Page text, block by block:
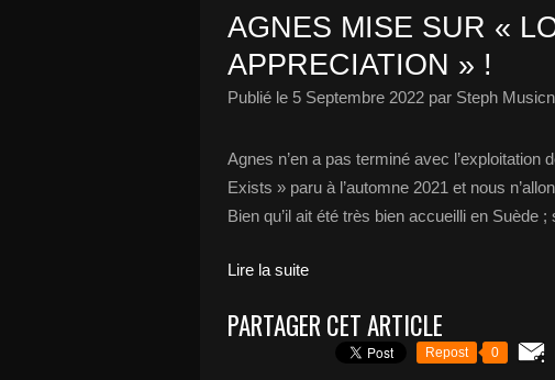
AGNES MISE SUR «
APPRECIATION » !
Publié le 5 Septembre 2022 par Steph
Agnes n’en a pas terminé avec
Exists » paru à l’automne 2021 et nous
Bien qu’il ait été très bien accueilli en Suède
Lire la suite
PARTAGER CET ARTICLE
Repost 0